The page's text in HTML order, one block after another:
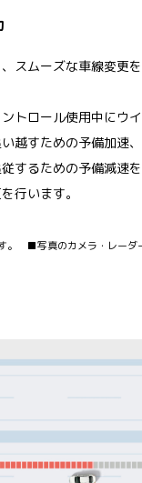
スムーズな車線変更を
トロール使用中にウ
越すための予備加速
するための予備減速
行います。
。 ■写真のカメラ・レーダ